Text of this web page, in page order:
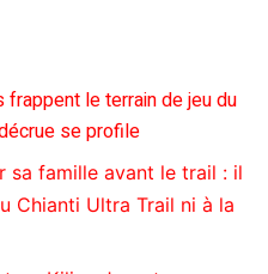
frappent le terrain de jeu du
se profile
sa famille avant le trail : il
Chianti Ultra Trail ni à la